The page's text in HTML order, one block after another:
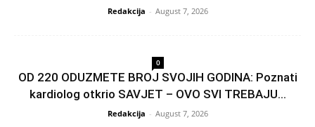
Redakcija - August 7, 2026
0
OD 220 ODUZMETE BROJ SVOJIH GODINA: Poznati
kardiolog otkrio SAVJET – OVO SVI TREBAJU...
Redakcija - August 7, 2026